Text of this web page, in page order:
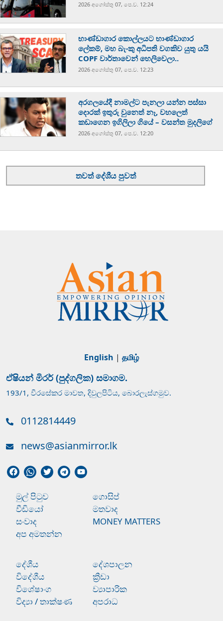
2026 අගෝස්‍තු 07, පෙ.ව. 12:24
භාණ්ඩාගාර කොල්ලයට භාණ්ඩාගාර
ලේකම්, මහ බැංකු අධිපති වගකිව යුතු යයි
COPF වාර්තාවෙන් හෙලිවෙලා..
2026 අගෝස්‍තු 07, පෙ.ව. 12:23
අරගලයේදී නාමල්ට පැනලා යන්න පස්ස‍ා
දොරක් ඉතුරු වුනෙත් නෑ, වහලෙත්
කඩාගෙන ඉගිලිලා ගියේ – වසන්ත මුදලිගේ
2026 අගෝස්‍තු 07, පෙ.ව. 12:20
තවත් දේශීය පුවත්
English | தமிழ்
ඒෂියන් මිරර් (පුද්ගලික) සමාගම.
193/1, වීරසේකර මාවත, දිවුලපිටිය, බොරලැස්ගමුව.
0112814449
news@asianmirror.lk
මුල් පිටුව
ගොසිප්
වීඩියෝ
මතවාද
සංවාද
MONEY MATTERS
අප අමතන්න
දේශීය
දේශපාලන
විදේශීය
ක්‍රීඩා
විශේෂාංග
ව්‍යාපාරික
විද්‍යා / තාක්ෂණ
අපරාධ